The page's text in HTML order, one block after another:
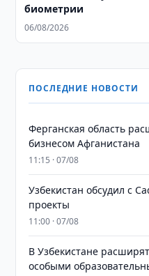
биометрии
06/08/2026
ПОСЛЕДНИЕ НОВОСТИ
Ферганская область
бизнесом Афганистана
11:15 · 07/08
Узбекистан обсудил с
проекты
11:00 · 07/08
В Узбекистане
особыми